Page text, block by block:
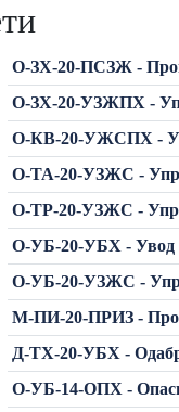
О-ЗХ-20-ПСЗЖ -
О-ЗХ-20-УЗЖПХ -
О-КВ-20-УЖСПХ -
О-ТА-20-УЗЖС -
О-ТР-20-УЗЖС -
О-УБ-20-УБХ - Увод у
О-УБ-20-УЗЖС -
М-ПИ-20-ПРИЗ -
Д-ТХ-20-УБХ -
О-УБ-14-ОПХ -